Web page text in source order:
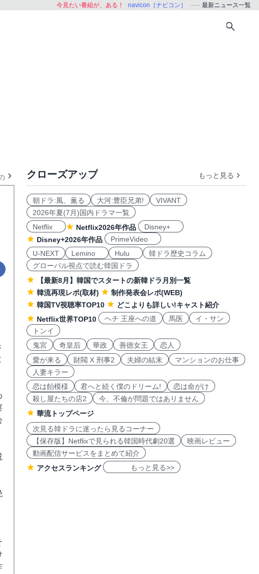
今見たい番組が、ある！ navicon［ナビコン］ 最新ニュース一覧
他 クローズアップ もっと見る
朝ドラ:風、薫る 大河:豊臣兄弟!
VIVANT
2026年夏(7月)国内ドラマ一覧
Netflix
Netflix2026年作品
Disney+
Disney+2026年作品
PrimeVideo
U-NEXT
Lemino Hulu
韓ドラ歴史コラム
グローバル視点で読む韓国ドラ
【最新8月】韓国でスタートの新韓ドラ月別一覧
韓流再現レポ(取材)
制作発表会レポ(WEB)
韓国TV視聴率TOP10
どこよりも詳しい!キャスト紹介
Netflix世界TOP10
ヘチ 王座への道 馬医
イ・サン
トンイ
鬼宮
奇皇后 華政 善徳女王
恋人
愛が来る
財閥 X 刑事2 夫婦の結末
マンションのお仕事
人妻キラー
恋は飴模様
君へと続く僕のドリーム!
恋は命がけ
殺し屋たちの店2
今、不倫が問題ではありません
華流トップページ
次見る韓ドラに迷ったら見るコーナー
【保存版】Netflixで見られる韓国時代劇20選
映画レビュー
動画配信サービスをまとめて紹介
アクセスランキング
もっと見る>>